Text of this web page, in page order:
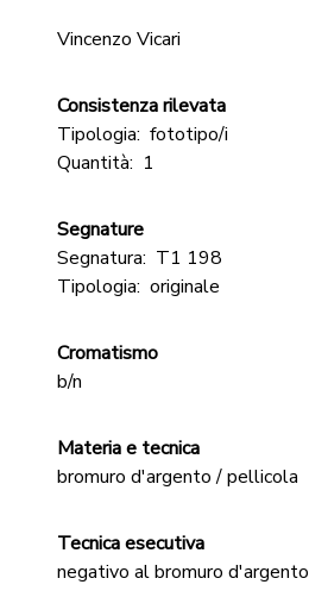
Vincenzo Vicari
Consistenza rilevata
Tipologia: fototipo/i
Quantità: 1
Segnature
Segnatura: T1 198
Tipologia: originale
Cromatismo
b/n
Materia e tecnica
bromuro d'argento / pellicola
Tecnica esecutiva
negativo al bromuro d'argento